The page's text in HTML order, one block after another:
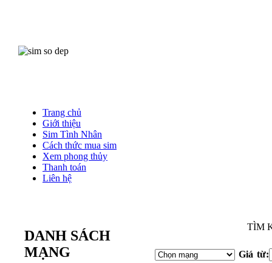
Trang chủ
Giới thiệu
Sim Tình Nhân
Cách thức mua sim
Xem phong thủy
Thanh toán
Liên hệ
DANH SÁCH
MẠNG
TÌM
Giá từ: